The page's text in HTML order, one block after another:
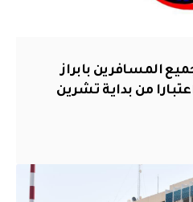
المسافرين بابراز
من بداية تشرين